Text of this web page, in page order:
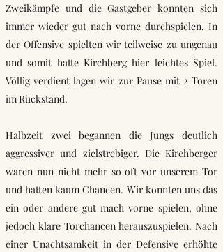
Zweikämpfe und die Gastgeber konnten sich
immer wieder gut nach vorne durchspielen. In
der Offensive spielten wir teilweise zu ungenau
und somit hatte Kirchberg hier leichtes Spiel.
Völlig verdient lagen wir zur Pause mit 2 Toren
im Rückstand.
Halbzeit zwei begannen die Jungs deutlich
aggressiver und zielstrebiger. Die Kirchberger
waren nun nicht mehr so oft vor unserem Tor
und hatten kaum Chancen. Wir konnten uns das
ein oder andere gut mach vorne spielen, ohne
jedoch klare Torchancen herauszuspielen. Nach
einer Unachtsamkeit in der Defensive erhöhte